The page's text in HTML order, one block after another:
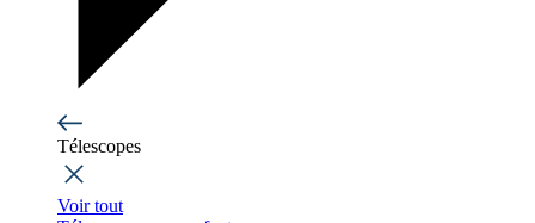
Télescopes
Voir tout